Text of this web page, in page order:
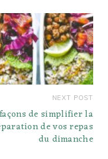
NEXT POST
de simplifier la
de vos repas
du dimanche